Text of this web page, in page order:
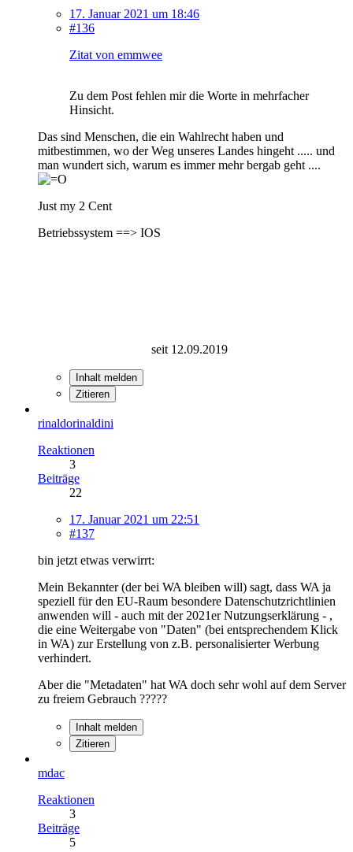
17. Januar 2021 um 18:46
#136
Zitat von emmwee
Zu dem Post fehlen mir die Worte in mehrfacher
Hinsicht.
Das sind Menschen, die ein Wahlrecht haben und
mitbestimmen, wo der Weg unseres Landes hingeht ..... und
man wundert sich, warum es immer mehr bergab geht ....
Just my 2 Cent
Betriebssystem ==> IOS
seit 12.09.2019
Inhalt melden
Zitieren
rinaldorinaldini
Reaktionen
3
Beiträge
22
17. Januar 2021 um 22:51
#137
bin jetzt etwas verwirrt:
Mein Bekannter (der bei WA bleiben will) sagt, dass WA ja
speziell für den EU-Raum besondere Datenschutzrichtlinien
anwenden will - auch mit der 2021er Nutzungserklärung - ,
die eine Weitergabe von "Daten" (bei entsprechendem Klick
in WA) zur Erstellung von z.B. personalisierter Werbung
verhindert.
Aber die "Metadaten" hat WA doch sehr wohl auf dem Server
zu freiem Gebrauch ?????
Inhalt melden
Zitieren
mdac
Reaktionen
3
Beiträge
5